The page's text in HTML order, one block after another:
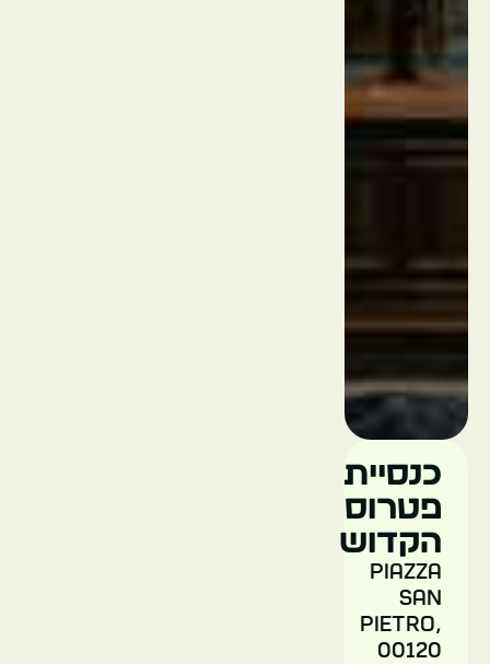
כנסיית
פטרוס
הקדוש
Piazza
San
Pietro,
00120